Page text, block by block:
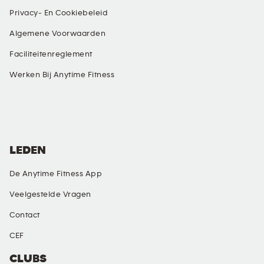
Privacy- En Cookiebeleid
Algemene Voorwaarden
Faciliteitenreglement
Werken Bij Anytime Fitness
CLUBS
LEDEN
De Anytime Fitness App
Veelgestelde Vragen
Contact
CEF